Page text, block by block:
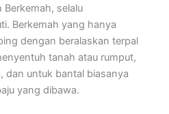
selalu
Berkemah yang hanya
dengan beralaskan terpal
tanah atau rumput,
dan untuk bantal biasanya
yang dibawa.